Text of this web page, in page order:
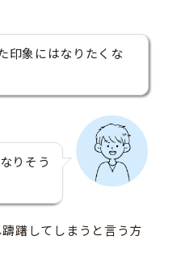
印象にはなりたくな
りそう
躇してしまうと言う方